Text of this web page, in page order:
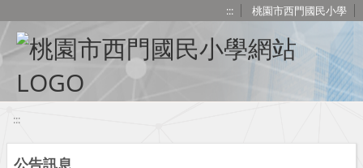
::: 桃園市西門國民小學
:::
公告訊息